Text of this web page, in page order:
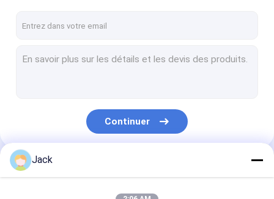
Machine de soudure de Geomembrane
Machine de fusion de selle
Machine de soudure convenable
Continuer
Nos Catégories
Jack